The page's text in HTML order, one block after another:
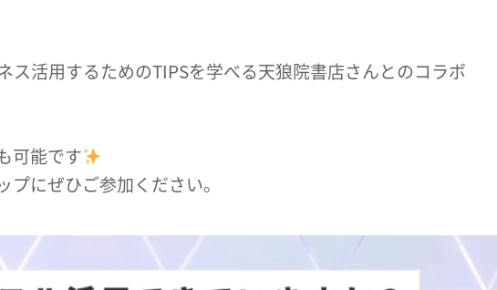
ス活用するためのTIPSを学べる天狼院書店さんとのコラボ
可能です
プにぜひご参加ください。